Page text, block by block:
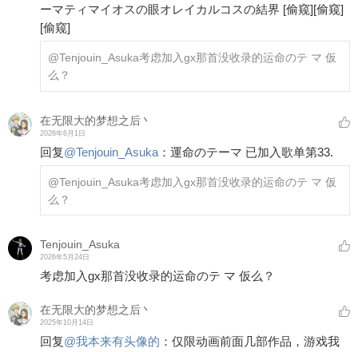
ーマ ​ティマイオスの眼 ​オレイカルコスの結界 [偷窥][偷窥]
[偷窥]
@Tenjouin_Asuka考虑加入gx那首没收录的运命のテ マ 仮
么？
在无限大的梦想之后丶
2026年6月1日
回复@Tenjouin_Asuka ： 運命のテーマ 已加入歌单第33.
@Tenjouin_Asuka考虑加入gx那首没收录的运命のテ マ 仮
么？
Tenjouin_Asuka
2026年5月24日
考虑加入gx那首没收录的运命のテ マ 仮么？
在无限大的梦想之后丶
2025年10月14日
回复@我本来有头像的 ： 仅限动画前面几部作品，游戏我